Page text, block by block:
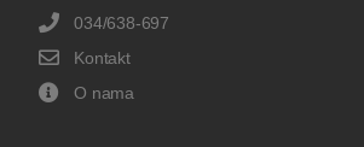
034/638-697
Kontakt
O nama